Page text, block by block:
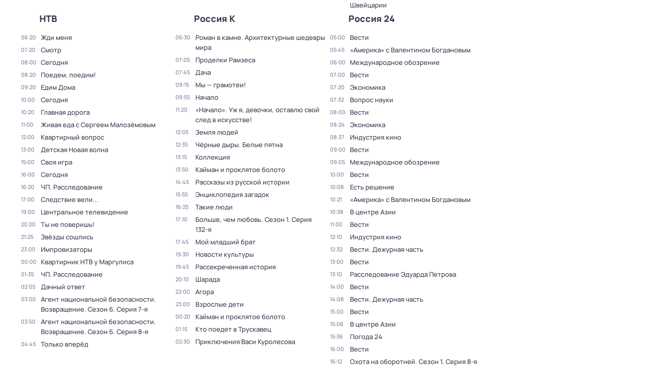
Швейцарии
НТВ
06:20 Жди меня
07:20 Смотр
08:00 Сегодня
08:20 Поедем, поедим!
09:20 Едим Дома
10:00 Сегодня
10:20 Главная дорога
11:00 Живая еда с Сергеем Малозёмовым
12:00 Квартирный вопрос
13:00 Детская Новая волна
15:00 Своя игра
16:00 Сегодня
16:20 ЧП. Расследование
17:00 Следствие вели...
19:00 Центральное телевидение
20:20 Ты не поверишь!
21:25 Звёзды сошлись
23:00 Импровизаторы
00:00 Квартирник НТВ у Маргулиса
01:35 ЧП. Расследование
02:05 Дачный ответ
03:00
Агент национальной безопасности.
Возвращение. Сезон 6. Серия 7-я
03:50
Агент национальной безопасности.
Возвращение. Сезон 6. Серия 8-я
04:45 Только вперёд
Россия К
06:30
Роман в камне. Архитектурные шедевры
мира
07:05 Проделки Рамзеса
07:45 Дача
09:15 Мы — грамотеи!
09:55 Начало
11:20
«Начало». Уж я, девочки, оставлю свой
след в искусстве!
12:05 Земля людей
12:35 Чёрные дыры. Белые пятна
13:15 Коллекция
13:50 Кайман и проклятое болото
14:45 Рассказы из русской истории
15:55 Энциклопедия загадок
16:25 Такие люди
17:10 Больше, чем любовь. Сезон 1. Серия
132-я
17:45 Мой младший брат
19:30 Новости культуры
19:45 Рассекреченная история
20:10 Шарада
22:00 Агора
23:00 Взрослые дети
00:20 Кайман и проклятое болото
01:15 Кто поедет в Трускавец
02:30 Приключения Васи Куролесова
Россия 24
05:00 Вести
05:45 «Америка» с Валентином Богдановым
06:00 Международное обозрение
07:00 Вести
07:20 Экономика
07:32 Вопрос науки
08:00 Вести
08:24 Экономика
08:37 Индустрия кино
09:00 Вести
09:05 Международное обозрение
10:00 Вести
10:08 Есть решение
10:21 «Америка» с Валентином Богдановым
10:38 В центре Азии
11:00 Вести
12:10 Индустрия кино
12:32 Вести. Дежурная часть
13:00 Вести
13:10 Расследование Эдуарда Петрова
14:00 Вести
14:08 Вести. Дежурная часть
15:00 Вести
15:08 В центре Азии
15:36 Погода 24
16:00 Вести
16:12 Охота на оборотней. Сезон 1. Серия 8-я